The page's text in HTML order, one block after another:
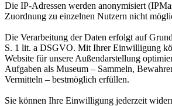
Die IP-Adressen werden anonymisiert
Zuordnung zu einzelnen Nutzern nicht
Die Verarbeitung der Daten erfolgt auf
S. 1 lit. a DSGVO. Mit Ihrer Einwilligung
Website für unsere Außendarstellung
Aufgaben als Museum – Sammeln,
Vermitteln – bestmöglich erfüllen.
Sie können Ihre Einwilligung jederzeit